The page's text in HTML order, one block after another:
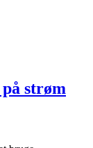
strøm